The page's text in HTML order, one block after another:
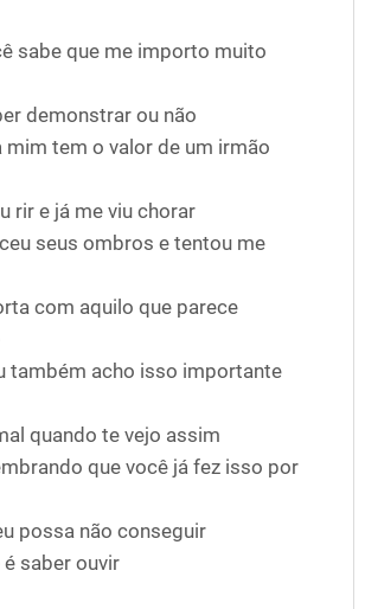
sabe que me importo muito
demonstrar ou não
mim tem o valor de um irmão
rir e já me viu chorar
seus ombros e tentou me
com aquilo que parece
também acho isso importante
quando te vejo assim
que você já fez isso por
possa não conseguir
saber ouvir